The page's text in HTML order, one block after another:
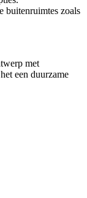
buitenruimtes zoals
met
een duurzame